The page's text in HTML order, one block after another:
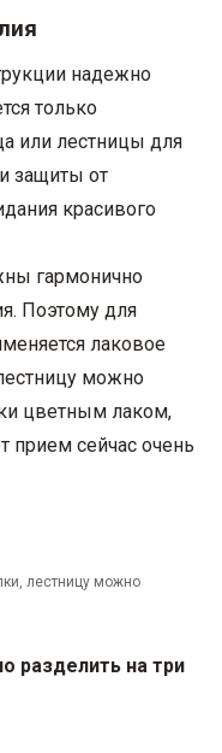
надежно
только
или лестницы для
защиты от
красивого
гармонично
Поэтому для
лаковое
можно
цветным лаком,
прием сейчас очень
лестницу можно
разделить на три